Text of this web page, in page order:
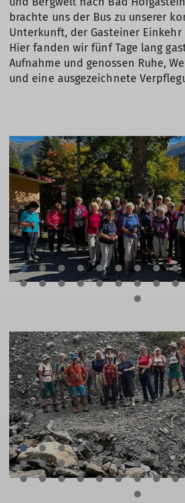
brachte uns der Bus zu unserer
Unterkunft, der Gasteiner
Hier fanden wir fünf Tage lang
Aufnahme und genossen Ruhe,
und eine ausgezeichnete